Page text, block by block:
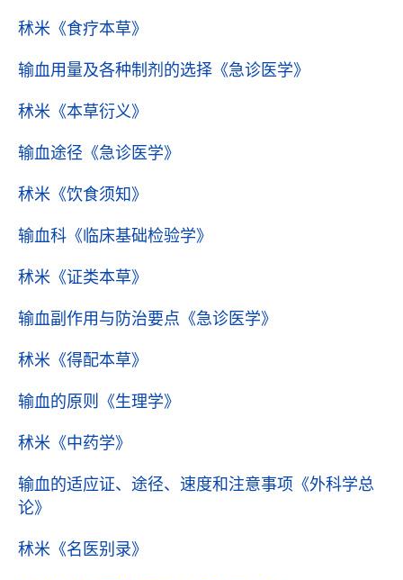
秫米 《食疗本草》
输血用量及各种制剂的选择 《急诊医学》
秫米 《本草衍义》
输血途径 《急诊医学》
秫米 《饮食须知》
输血科 《临床基础检验学》
秫米 《证类本草》
输血副作用与防治要点 《急诊医学》
秫米 《得配本草》
输血的原则 《生理学》
秫米 《中药学》
输血的适应证、途径、速度和注意事项 《外科学总
论》
秫米 《名医别录》